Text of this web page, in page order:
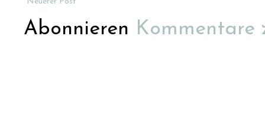
Abonnieren Kommentare